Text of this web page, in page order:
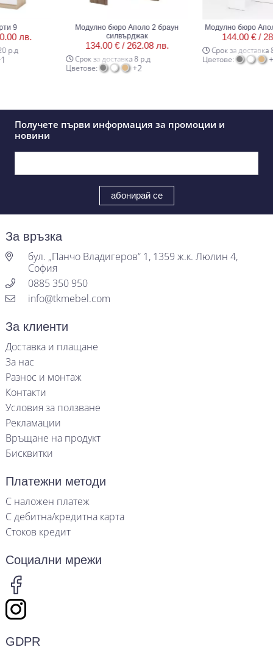
лв.
Модулно бюро Аполо 2 браун
силвърджак
134.00 € /262.08 лв.
Срок за доставка 8 р.д
Цветове:
+2
Модулно бюро Аполо 2
144.00 € /
Срок за доставка 8 р.д
Цветове:
+2
Получете първи информация за промоции и
новини
За връзка
бул. „Панчо Владигеров“ 1, 1359 ж.к. Люлин 4,
София
0885 350 950
info@tkmebel.com
За клиенти
Доставка и плащане
За нас
Разнос и монтаж
Контакти
Условия за ползване
Рекламации
Връщане на продукт
Бисквитки
Платежни методи
С наложен платеж
С дебитна/кредитна карта
Стоков кредит
Социални мрежи
GDPR